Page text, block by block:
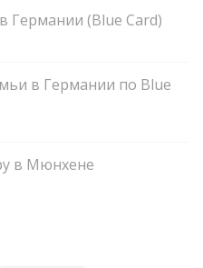
Германии (Blue Card)
в Германии по Blue
в Мюнхене